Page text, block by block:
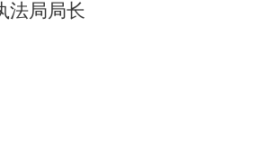
法局局长